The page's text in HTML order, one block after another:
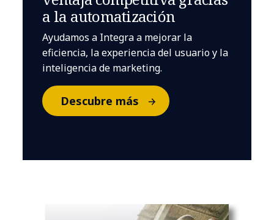
a la automatización
Ayudamos a Integra a mejorar la
eficiencia, la experiencia del usuario y la
inteligencia de marketing.
Descubre más